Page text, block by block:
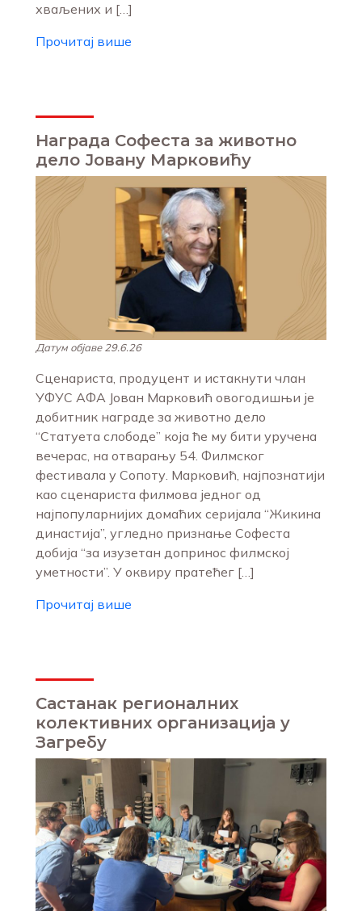
хваљених и […]
Прочитај више
Награда Софеста за животно
дело Јовану Марковићу
Датум објаве 29.6.26
Сценариста, продуцент и истакнути члан
УФУС АФА Јован Марковић овогодишњи је
добитник награде за животно дело
“Статуета слободе” која ће му бити уручена
вечерас, на отварању 54. Филмског
фестивала у Сопоту. Марковић, најпознатији
као сценариста филмова једног од
најпопуларнијих домаћих серијала “Жикина
династија”, угледно признање Софеста
добија “за изузетан допринос филмској
уметности”. У оквиру пратећег […]
Прочитај више
Састанак регионалних
колективних организација у
Загребу